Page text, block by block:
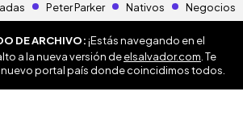
Peter Parker Nativos Negocios
DE ARCHIVO:¡Estás navegando en el
a la nueva versión deelsalvador.com . Te
nuevo portal país donde coincidimos todos.